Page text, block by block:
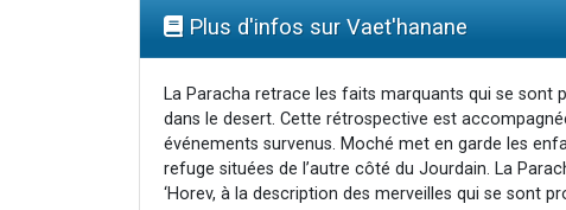
Plus d'infos sur Vaet'hanane
La Paracha retrace les faits marquants qui se sont
dans le desert. Cette rétrospective est
événements survenus. Moché met en garde les
refuge situées de l’autre côté du Jourdain. La
‘Horev, à la description des merveilles qui se sont